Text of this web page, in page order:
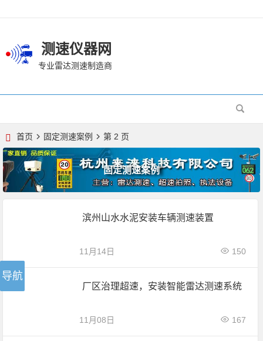
测速仪器网
专业雷达测速制造商
首页 固定测速案例 第 2 页
固定测速案例
滨州山水水泥安装车辆测速装置
11月14日 150
厂区治理超速，安装智能雷达测速系统
11月08日 167